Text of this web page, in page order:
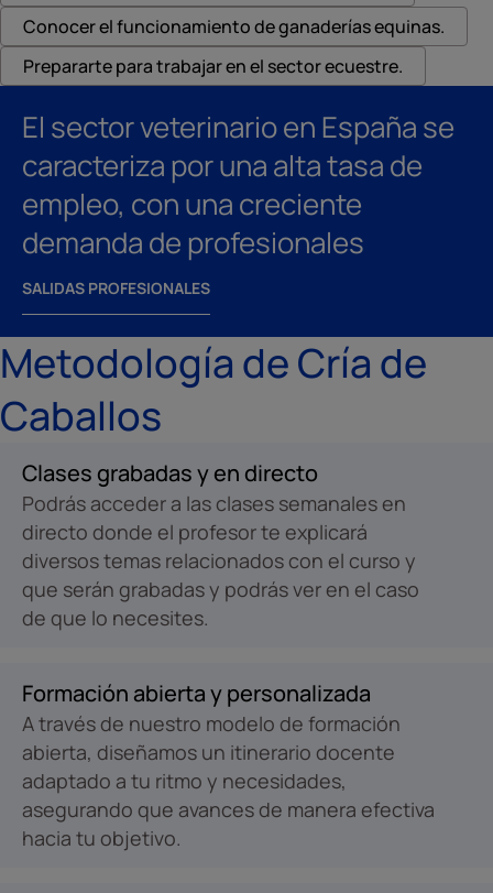
Conocer el funcionamiento de ganaderías equinas.
Prepararte para trabajar en el sector ecuestre.
El sector veterinario en España se
caracteriza por una alta tasa de
empleo, con una creciente
demanda de profesionales
SALIDAS PROFESIONALES
Metodología de Cría de
Caballos
Clases grabadas y en directo
Podrás acceder a las clases semanales en
directo donde el profesor te explicará
diversos temas relacionados con el curso y
que serán grabadas y podrás ver en el caso
de que lo necesites.
Formación abierta y personalizada
A través de nuestro modelo de formación
abierta, diseñamos un itinerario docente
adaptado a tu ritmo y necesidades,
asegurando que avances de manera efectiva
hacia tu objetivo.